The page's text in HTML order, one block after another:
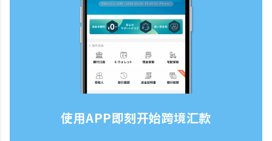
使用APP即刻开始跨境汇款